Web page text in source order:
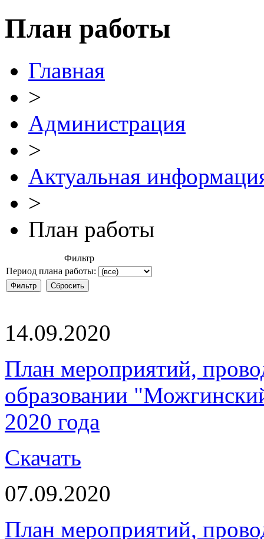
План работы
Главная
>
Администрация
>
Актуальная
>
План работы
Фильтр
Период плана работы:
14.09.2020
План мероприятий,
образовании
2020 года
Скачать
07.09.2020
План мероприятий,